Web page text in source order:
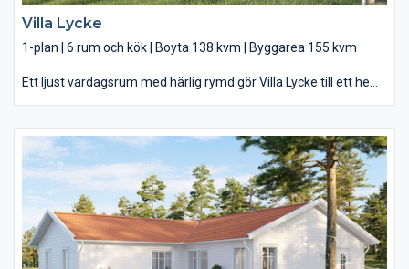
Villa Lycke
1-plan | 6 rum och kök | Boyta 138 kvm | Byggarea 155 kvm
Ett ljust vardagsrum med härlig rymd gör Villa Lycke till ett hem
in köket där du blickar hela vägen över köksön och matbordet,
genom de helglasade pardörrarna rakt ut i trädgården där
familjen och vännerna kan njuta av solen på terrassen. Mot
trädgården vetter också ert stora sovrum – lyxigt beläget med
både eget badrum och egen klädkammare.